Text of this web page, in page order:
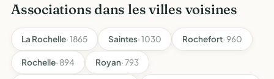
Associations dans les villes voisines
La Rochelle· 1865 Saintes· 1030 Rochefort· 960
Rochelle· 894 Royan· 793